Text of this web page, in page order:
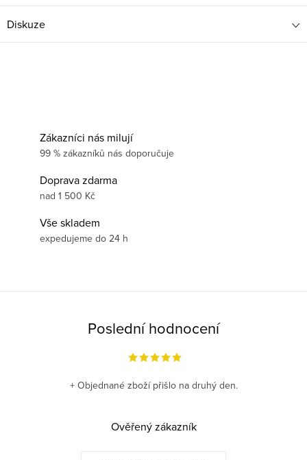
Diskuze
Zákazníci nás milují
99 % zákazníků nás doporučuje
Doprava zdarma
nad 1 500 Kč
Vše skladem
expedujeme do 24 h
Poslední hodnocení
+ Objednané zboží přišlo na druhý den.
Ověřený zákazník